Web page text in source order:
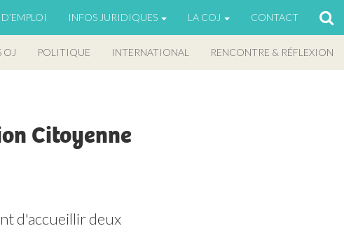
INFOS JURIDIQUES LA COJ CONTACT
OJ POLITIQUE INTERNATIONAL RENCONTRE & RÉFLEXION
Citoyenne
d'accueillir deux